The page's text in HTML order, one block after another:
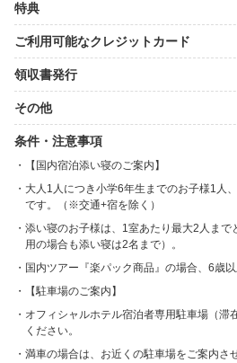
特典
ご利用可能なクレジットカード
領収書発行
その他
条件・注意事項
【国内宿泊添い寝のご案内】
大人1人につき小学6年生までのお子様1人
です。（※交通+宿を除く）
添い寝のお子様は、1室あたり最大2人まで
用の場合も添い寝は2名まで）。
国内ツアー『楽パック商品』の場合、6歳
【駐車場のご案内】
オフィシャルホテル宿泊者専用駐車場（滞
ください。
満車の場合は、お近くの駐車場をご案内さ